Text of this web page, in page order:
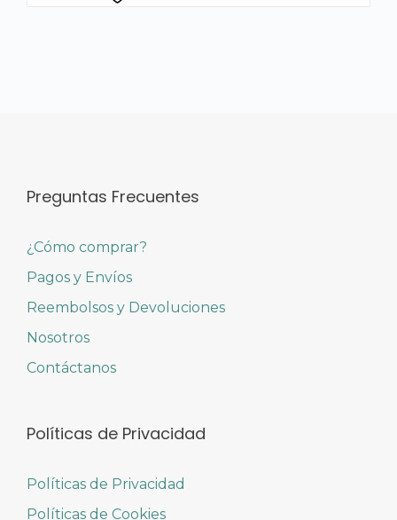
Preguntas Frecuentes
¿Cómo comprar?
Pagos y Envíos
Reembolsos y Devoluciones
Nosotros
Contáctanos
Políticas de Privacidad
Políticas de Privacidad
Políticas de Cookies